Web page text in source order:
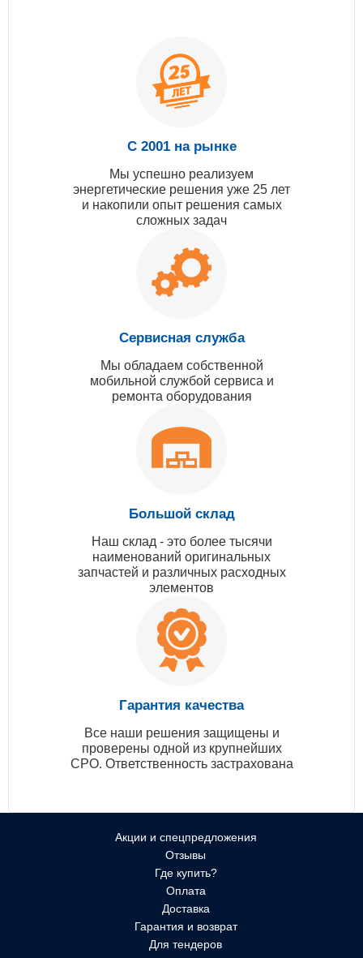
С 2001 на рынке
Мы успешно реализуем
энергетические решения уже 25 лет
и накопили опыт решения самых
сложных задач
Сервисная служба
Мы обладаем собственной
мобильной службой сервиса и
ремонта оборудования
Большой склад
Наш склад - это более тысячи
наименований оригинальных
запчастей и различных расходных
элементов
Гарантия качества
Все наши решения защищены и
проверены одной из крупнейших
СРО. Ответственность застрахована
Акции и спецпредложения
Отзывы
Где купить?
Оплата
Доставка
Гарантия и возврат
Для тендеров